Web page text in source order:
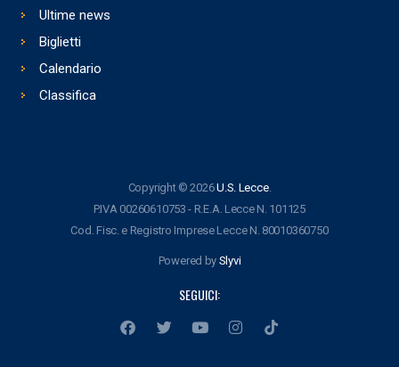
Ultime news
Biglietti
Calendario
Classifica
Copyright © 2026U.S. Lecce.
P.IVA 00260610753 - R.E.A. Lecce N. 101125
Cod. Fisc. e Registro Imprese Lecce N. 80010360750
Powered by Slyvi
SEGUICI: